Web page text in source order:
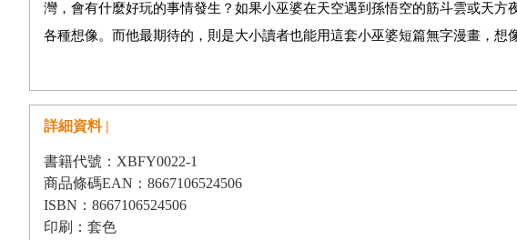
灣，會有什麼好玩的事情發生？如果小巫婆在天空遇到孫悟空的筋斗雲或天
各種想像。而他最期待的，則是大小讀者也能用這套小巫婆短篇無字漫畫，想
詳細資料 |
書籍代號：XBFY0022-1
商品條碼EAN：8667106524506
ISBN：8667106524506
印刷：套色